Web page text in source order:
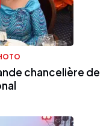
chancelière de